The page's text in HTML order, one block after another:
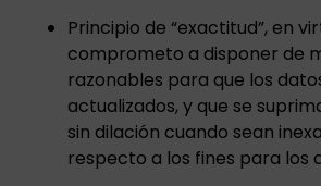
Principio de “exactitud”, en
comprometo a disponer de
razonables para que los
actualizados, y que se
sin dilación cuando sean
respecto a los fines para los